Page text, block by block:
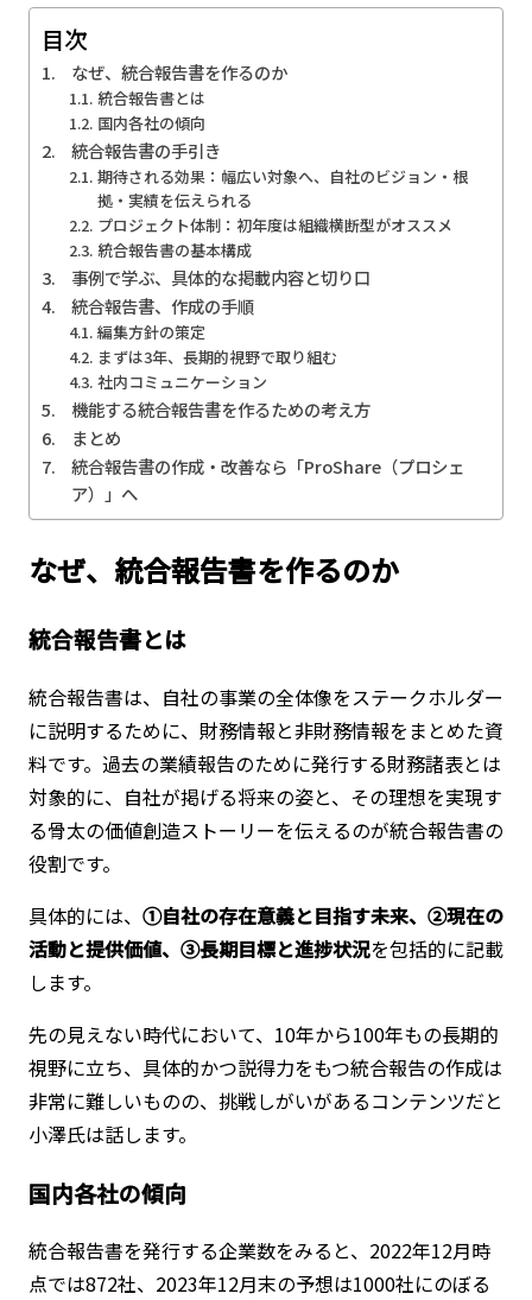
目次
なぜ、統合報告書を作るのか
統合報告書とは
国内各社の傾向
統合報告書の手引き
期待される効果：幅広い対象へ、自社のビジョン・根
拠・実績を伝えられる
プロジェクト体制：初年度は組織横断型がオススメ
統合報告書の基本構成
事例で学ぶ、具体的な掲載内容と切り口
統合報告書、作成の手順
編集方針の策定
まずは3年、長期的視野で取り組む
社内コミュニケーション
機能する統合報告書を作るための考え方
まとめ
統合報告書の作成・改善なら「ProShare（プロシェ
ア）」へ
なぜ、統合報告書を作るのか
統合報告書とは
統合報告書は、自社の事業の全体像をステークホルダー
に説明するために、財務情報と非財務情報をまとめた資
料です。過去の業績報告のために発行する財務諸表とは
対象的に、自社が掲げる将来の姿と、その理想を実現す
る骨太の価値創造ストーリーを伝えるのが統合報告書の
役割です。
具体的には、 ①自社の存在意義と目指す未来、②現在の
活動と提供価値、③長期目標と進捗状況を包括的に記載
します。
先の見えない時代において、10年から100年もの長期的
視野に立ち、具体的かつ説得力をもつ統合報告の作成は
非常に難しいものの、挑戦しがいがあるコンテンツだと
小澤氏は話します。
国内各社の傾向
統合報告書を発行する企業数をみると、2022年12月時
点では872社、2023年12月末の予想は1000社にのぼる